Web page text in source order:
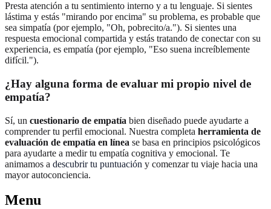
Presta atención a tu sentimiento interno y a tu lenguaje. Si sientes
lástima y estás "mirando por encima" su problema, es probable que
sea simpatía (por ejemplo, "Oh, pobrecito/a."). Si sientes una
respuesta emocional compartida y estás tratando de conectar con su
experiencia, es empatía (por ejemplo, "Eso suena increíblemente
difícil.").
¿Hay alguna forma de evaluar mi propio nivel de
empatía?
Sí, un cuestionario de empatía bien diseñado puede ayudarte a
comprender tu perfil emocional. Nuestra completa herramienta de
evaluación de empatía en línea se basa en principios psicológicos
para ayudarte a medir tu empatía cognitiva y emocional. Te
animamos a descubrir tu puntuación y comenzar tu viaje hacia una
mayor autoconciencia.
Menu